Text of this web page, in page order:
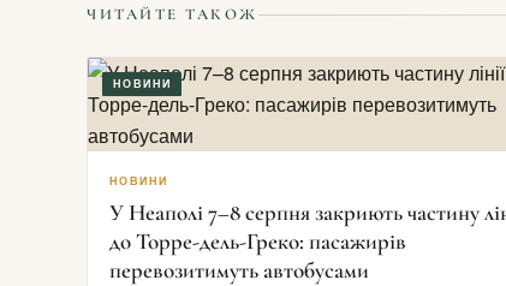
ЧИТАЙТЕ ТАКОЖ
НОВИНИ
НОВИНИ
У Неаполі 7–8 серпня закриють частину
до Торре-дель-Греко: пасажирів
перевозитимуть автобусами